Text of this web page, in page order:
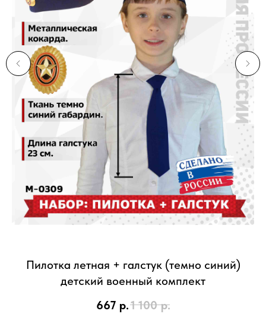
Пилотка летная + галстук (темно синий)
детский военный комплект
667 р.1 100 р.